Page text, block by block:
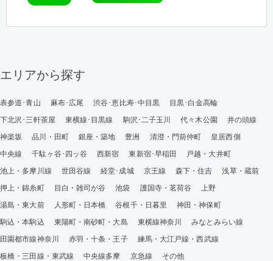
エリアから探す
表参道･青山 麻布･広尾 渋谷･恵比寿･中目黒
目黒･白金高輪
下北沢･三軒茶屋
東横線･目黒線 駒沢･二子玉川 代々木公園
井の頭線
神楽坂
品川・田町 銀座・築地 豊洲 清澄・門前仲町
皇居西側
中央線
千駄ヶ谷･四ッ谷 西新宿 東新宿･早稲田
戸越・大井町
池上・多摩川線
世田谷線 経堂･成城 京王線 森下・住吉
浅草・蔵前
押上・錦糸町
目白・雑司が谷 池袋 護国寺・茗荷谷
上野
湯島・東大前
人形町・日本橋 谷根千・日暮里
神田・神保町
駒込・本駒込
東陽町・南砂町・大島 東横線神奈川
みなとみらい線
田園都市線神奈川
赤羽・十条・王子
練馬・大江戸線・西武線
板橋・三田線・東武線
中央線多摩 京急線 その他